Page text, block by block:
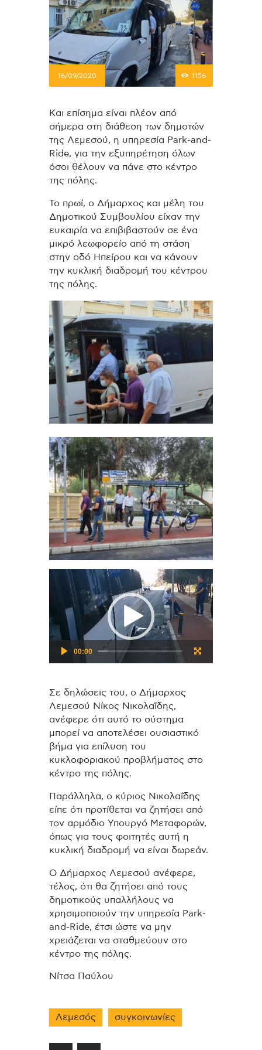
16/09/2020 1156
Και επίσημα είναι πλέον από
σήμερα στη διάθεση των δημοτών
της Λεμεσού, η υπηρεσία Park-and-
Ride, για την εξυπηρέτηση όλων
όσοι θέλουν να πάνε στο κέντρο
της πόλης.
Το πρωί, ο Δήμαρχος και μέλη του
Δημοτικού Συμβουλίου είχαν την
ευκαιρία να επιβιβαστούν σε ένα
μικρό λεωφορείο από τη στάση
στην οδό Ηπείρου και να κάνουν
την κυκλική διαδρομή του κέντρου
της πόλης.
Πρόγραμμα
Αναπαραγωγής
Βίντεο
00:00
Σε δηλώσεις του, ο Δήμαρχος
Λεμεσού Νίκος Νικολαΐδης,
ανέφερε ότι αυτό το σύστημα
μπορεί να αποτελέσει ουσιαστικό
βήμα για επίλυση του
κυκλοφοριακού προβλήματος στο
κέντρο της πόλης.
Παράλληλα, ο κύριος Νικολαΐδης
είπε ότι προτίθεται να ζητήσει από
τον αρμόδιο Υπουργό Μεταφορών,
όπως για τους φοιτητές αυτή η
κυκλική διαδρομή να είναι δωρεάν.
Ο Δήμαρχος Λεμεσού ανέφερε,
τέλος, ότι θα ζητήσει από τους
δημοτικούς υπαλλήλους να
χρησιμοποιούν την υπηρεσία Park-
and-Ride, έτσι ώστε να μην
χρειάζεται να σταθμεύουν στο
κέντρο της πόλης.
Νίτσα Παύλου
Λεμεσός συγκοινωνίες